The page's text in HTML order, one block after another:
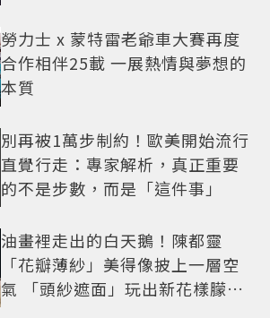
勞力士 x 蒙特雷老爺車大賽再度
合作相伴25載 一展熱情與夢想的
本質
別再被1萬步制約！歐美開始流行
直覺行走：專家解析，真正重要
的不是步數，而是「這件事」
油畫裡走出的白天鵝！陳都靈
「花瓣薄紗」美得像披上一層空
氣 「頭紗遮面」玩出新花樣朦朧